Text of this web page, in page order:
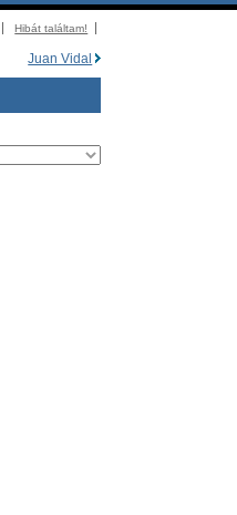
Hibát találtam!
Juan Vidal